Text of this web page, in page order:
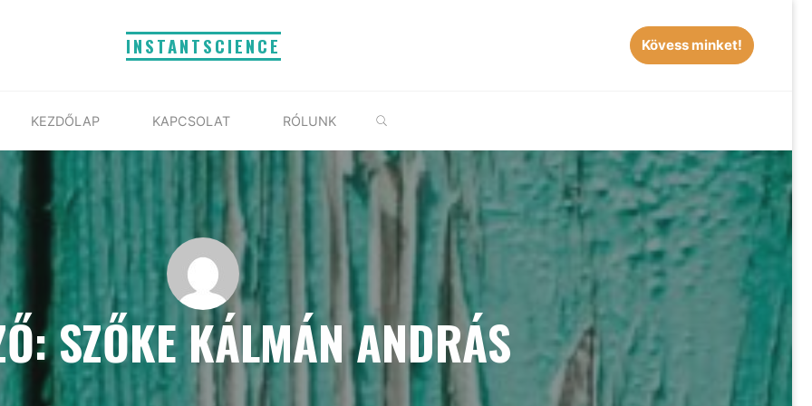
INSTANTSCIENCE Kövess minket!
KEZDŐLAP KAPCSOLAT RÓLUNK
SZŐKE KÁLMÁN ANDRÁS